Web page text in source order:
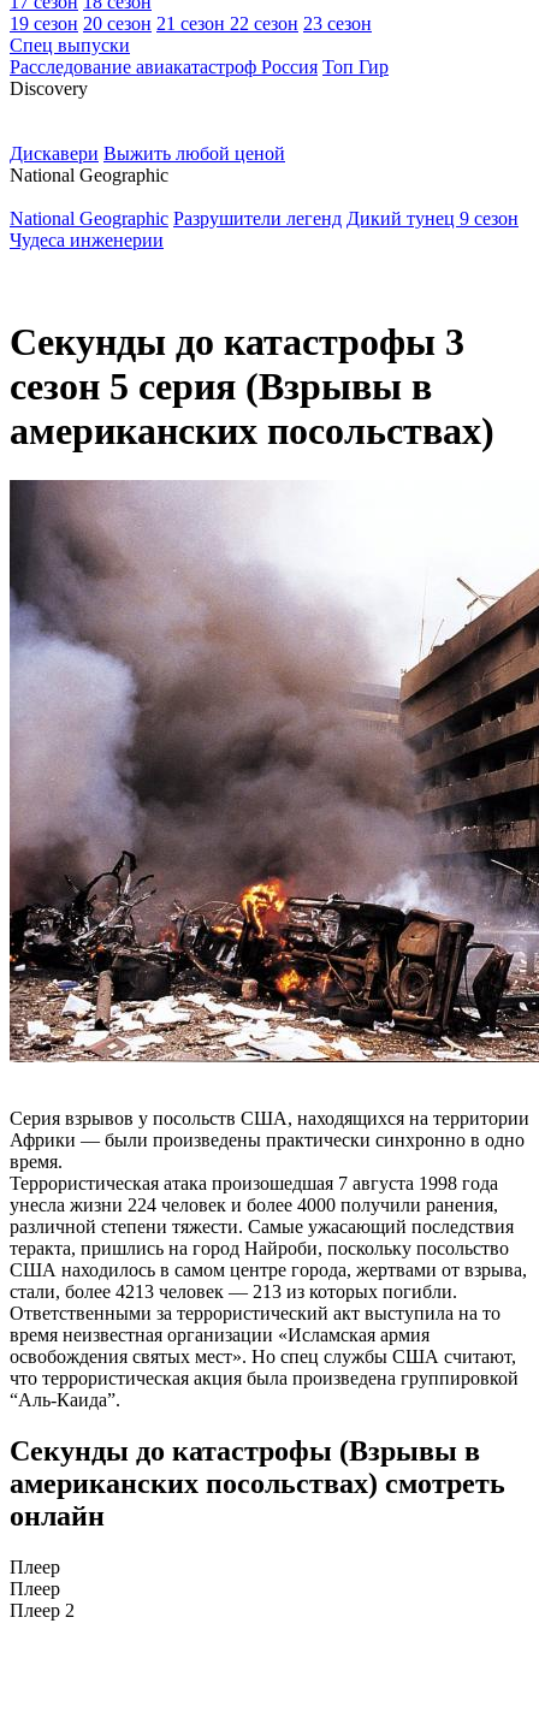
19 сезон 20 сезон 21 сезон 22 сезон 23 сезон
Спец выпуски
Расследование авиакатастроф Россия Топ Гир
Discovery
Дискавери Выжить любой ценой
National Geographic
National Geographic Разрушители легенд Дикий тунец 9 сезон
Чудеса инженерии
Секунды до катастрофы 3
сезон 5 серия (Взрывы в
американских посольствах)
Серия взрывов у посольств США, находящихся на территории
Африки — были произведены практически синхронно в одно
время.
Террористическая атака произошедшая 7 августа 1998 года
унесла жизни 224 человек и более 4000 получили ранения,
различной степени тяжести. Самые ужасающий последствия
теракта, пришлись на город Найроби, поскольку посольство
США находилось в самом центре города, жертвами от взрыва,
стали, более 4213 человек — 213 из которых погибли.
Ответственными за террористический акт выступила на то
время неизвестная организации «Исламская армия
освобождения святых мест». Но спец службы США считают,
что террористическая акция была произведена группировкой
“Аль-Каида”.
Секунды до катастрофы (Взрывы в
американских посольствах) смотреть
онлайн
Плеер
Плеер
Плеер 2